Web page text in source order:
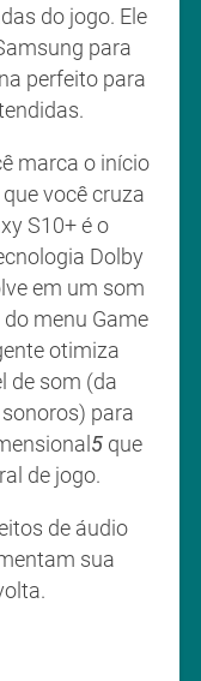
do jogo. Ele
para
perfeito para
marca o início
você cruza
S10+ é o
Dolby
em um som
menu Game
otimiza
de som (da
para
5que
de jogo.
de áudio
sua